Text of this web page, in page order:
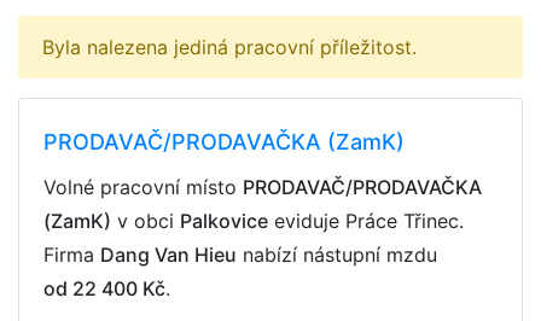
Byla nalezena jediná pracovní příležitost.
PRODAVAČ/PRODAVAČKA (ZamK)
Volné pracovní místo PRODAVAČ/PRODAVAČKA
(ZamK) v obci Palkovice eviduje Práce Třinec.
Firma Dang Van Hieu nabízí nástupní mzdu
od 22 400 Kč.